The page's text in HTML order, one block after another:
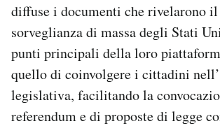
diffuse i documenti che rivelarono
sorveglianza di massa degli Stati
punti principali della loro
quello di coinvolgere i cittadini
legislativa, facilitando la
referendum e di proposte di legge